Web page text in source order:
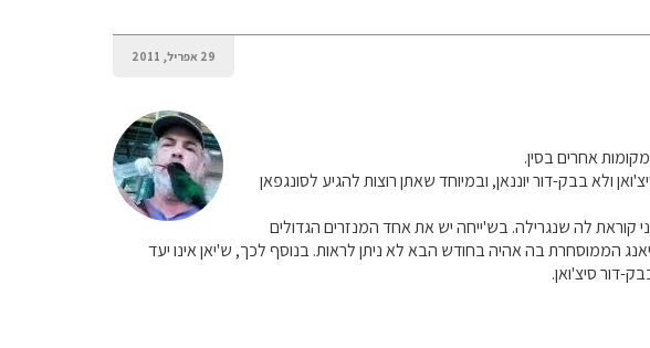
29 אפריל, 2011
ולא בבק-דור יוננאן, ובמיוחד שאתן רוצות להגיע לסונגפאן
קוראת לה שנגרילה. בש'ייחה יש את אחד המנזרים הגדולים
הממוסחרת בה אהיה בחודש הבא לא ניתן לראות. בנוסף לכך, ש'יאן אינו יעד
דור סיצ'ואן.